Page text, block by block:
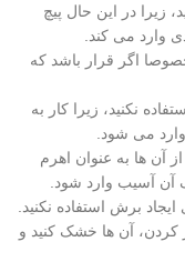
زیرا در این حال پیچ
وارد می کند.
اگر قرار باشد که
نکنید، زیرا کار به
می شود.
آن ها به عنوان اهرم
آن آسیب وارد شود.
برش استفاده نکنید.
کردن، آن ها خشک کنید و